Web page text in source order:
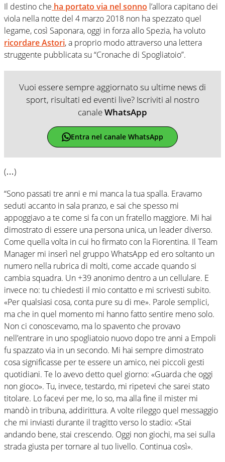
Il destino che ha portato via nel sonno l’allora capitano dei
viola nella notte del 4 marzo 2018 non ha spezzato quel
legame, così Saponara, oggi in forza allo Spezia, ha voluto
ricordare Astori, a proprio modo attraverso una lettera
struggente pubblicata su “Cronache di Spogliatoio”.
Vuoi essere sempre aggiornato su ultime news di
sport, risultati ed eventi live? Iscriviti al nostro
canaleWhatsApp
Entra nel canale WhatsApp
(…)
“Sono passati tre anni e mi manca la tua spalla. Eravamo
seduti accanto in sala pranzo, e sai che spesso mi
appoggiavo a te come si fa con un fratello maggiore. Mi hai
dimostrato di essere una persona unica, un leader diverso.
Come quella volta in cui ho firmato con la Fiorentina. Il Team
Manager mi inserì nel gruppo WhatsApp ed ero soltanto un
numero nella rubrica di molti, come accade quando si
cambia squadra. Un +39 anonimo dentro a un cellulare. E
invece no: tu chiedesti il mio contatto e mi scrivesti subito.
«Per qualsiasi cosa, conta pure su di me». Parole semplici,
ma che in quel momento mi hanno fatto sentire meno solo.
Non ci conoscevamo, ma lo spavento che provavo
nell’entrare in uno spogliatoio nuovo dopo tre anni a Empoli
fu spazzato via in un secondo. Mi hai sempre dimostrato
cosa significasse per te essere un amico, nei piccoli gesti
quotidiani. Te lo avevo detto quel giorno: «Guarda che oggi
non gioco». Tu, invece, testardo, mi ripetevi che sarei stato
titolare. Lo facevi per me, lo so, ma alla fine il mister mi
mandò in tribuna, addirittura. A volte rileggo quel messaggio
che mi inviasti durante il tragitto verso lo stadio: «Stai
andando bene, stai crescendo. Oggi non giochi, ma sei sulla
strada giusta per tornare al tuo livello. Continua così».